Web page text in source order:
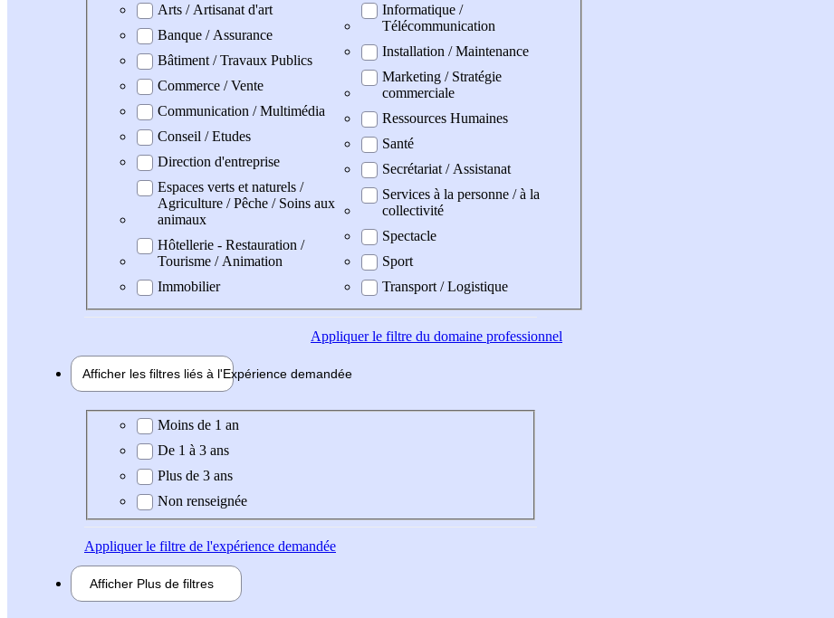
Arts / Artisanat d'art
Banque / Assurance
Bâtiment / Travaux Publics
Commerce / Vente
Communication / Multimédia
Conseil / Etudes
Direction d'entreprise
Espaces verts et naturels /
Agriculture / Pêche / Soins aux
animaux
Hôtellerie - Restauration /
Tourisme / Animation
Immobilier
Informatique /
Télécommunication
Installation / Maintenance
Marketing / Stratégie
commerciale
Ressources Humaines
Santé
Secrétariat / Assistanat
Services à la personne / à la
collectivité
Spectacle
Sport
Transport / Logistique
Appliquerle filtre du domaine professionnel
Afficher les filtres liés à l'Expérience demandée
Expérience demandée
Moins de 1 an
De 1 à 3 ans
Plus de 3 ans
Non renseignée
Appliquerle filtre de l'expérience demandée
Afficher Plus de filtres